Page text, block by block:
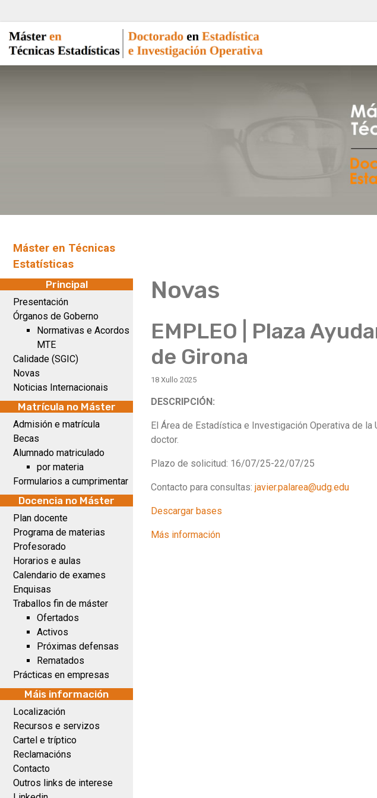
Máster en Técnicas
Estatísticas
Principal
Presentación
Órganos de Goberno
Normativas e Acordos
MTE
Calidade (SGIC)
Novas
Noticias Internacionais
Matrícula no Máster
Admisión e matrícula
Becas
Alumnado matriculado
por materia
Formularios a cumprimentar
Docencia no Máster
Plan docente
Programa de materias
Profesorado
Horarios e aulas
Calendario de exames
Enquisas
Traballos fin de máster
Ofertados
Activos
Próximas defensas
Rematados
Prácticas en empresas
Máis información
Localización
Recursos e servizos
Cartel e tríptico
Reclamacións
Contacto
Outros links de interese
Novas
EMPLEO | Plaza
de Girona
18 Xullo 2025
DESCRIPCIÓN:
El Área de Estadística e Investigación Operativa de
doctor.
Plazo de solicitud: 16/07/25-22/07/25
Contacto para consultas: javier.palarea@udg.edu
Descargar bases
Más información